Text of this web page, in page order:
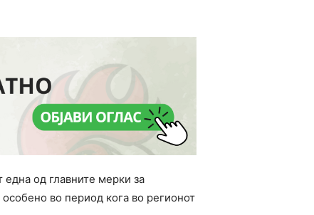
од главните мерки за
во период кога во регионот